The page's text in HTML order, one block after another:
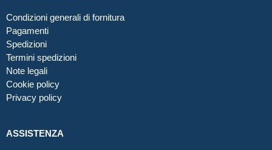
Condizioni generali di fornitura
Pagamenti
Spedizioni
Termini spedizioni
Note legali
Cookie policy
Privacy policy
ASSISTENZA